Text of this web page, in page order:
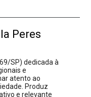
Peres
SP) dedicada à
e
atento ao
Produz
e relevante